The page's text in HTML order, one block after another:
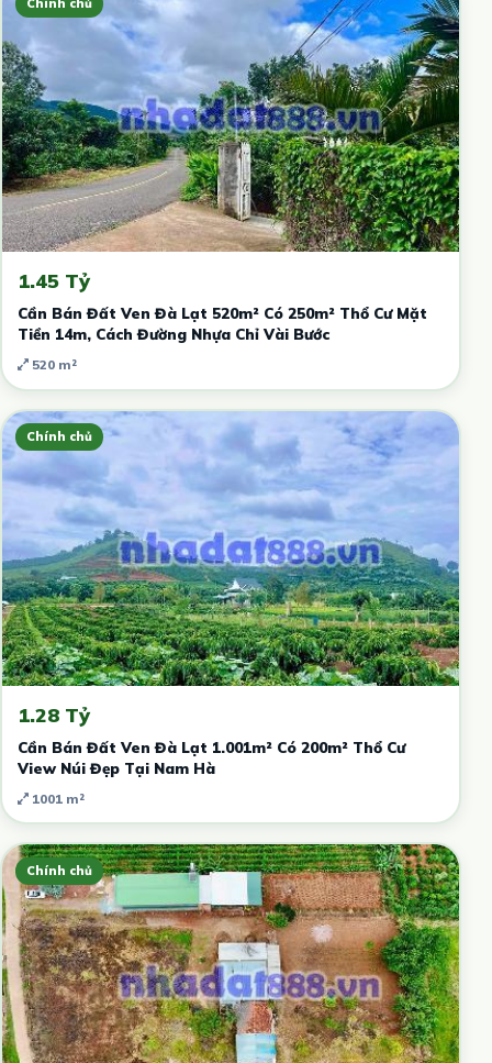
Chính chủ
1.45 Tỷ
Cần Bán Đất Ven Đà Lạt 520m² Có 250m² Thổ Cư Mặt
Tiền 14m, Cách Đường Nhựa Chỉ Vài Bước
520 m²
Chính chủ
1.28 Tỷ
Cần Bán Đất Ven Đà Lạt 1.001m² Có 200m² Thổ Cư
View Núi Đẹp Tại Nam Hà
1001 m²
Chính chủ